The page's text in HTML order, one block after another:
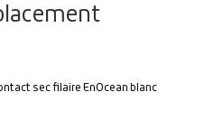
sec filaire EnOcean blanc